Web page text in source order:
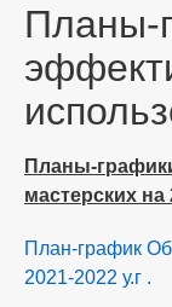
Планы-
Планы-
мастерских на
План-график
2021-2022 у.г .